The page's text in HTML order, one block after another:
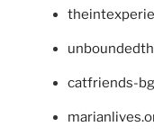
catfriends-